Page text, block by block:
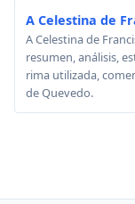
A Celestina de
A Celestina de
resumen, análisis,
rima utilizada,
de Quevedo.